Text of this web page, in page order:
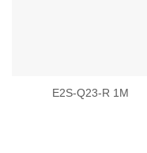
E2S-Q23-R 1M